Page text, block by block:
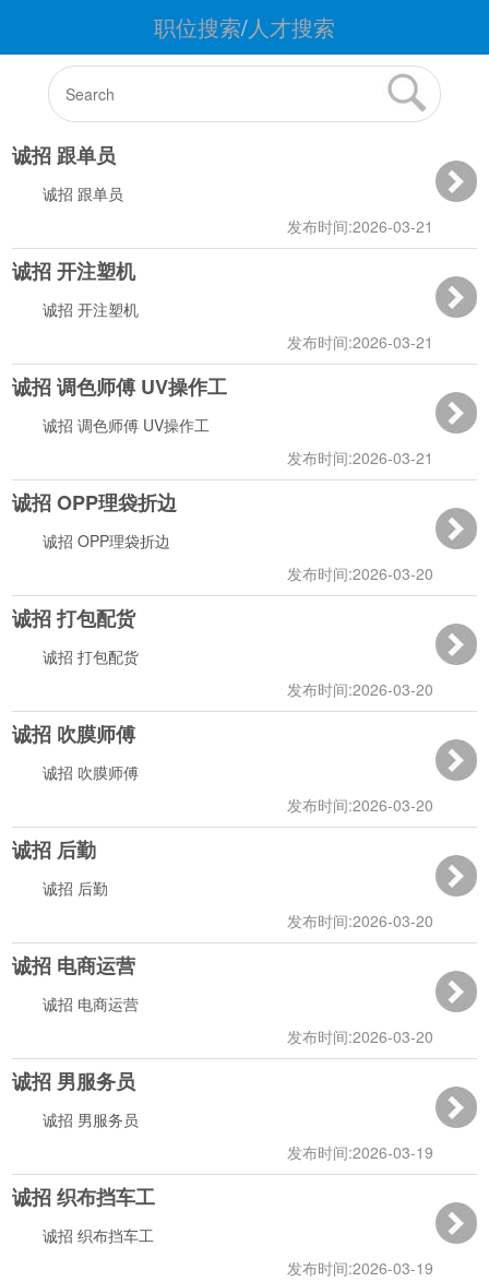
职位搜索/人才搜索
诚招 跟单员
发布时间:2026-03-21
诚招 跟单员
诚招 开注塑机
发布时间:2026-03-21
诚招 开注塑机
诚招 调色师傅 UV操作工
发布时间:2026-03-21
诚招 调色师傅 UV操作工
诚招 OPP理袋折边
发布时间:2026-03-20
诚招 OPP理袋折边
诚招 打包配货
发布时间:2026-03-20
诚招 打包配货
诚招 吹膜师傅
发布时间:2026-03-20
诚招 吹膜师傅
诚招 后勤
发布时间:2026-03-20
诚招 后勤
诚招 电商运营
发布时间:2026-03-20
诚招 电商运营
诚招 男服务员
发布时间:2026-03-19
诚招 男服务员
诚招 织布挡车工
发布时间:2026-03-19
诚招 织布挡车工